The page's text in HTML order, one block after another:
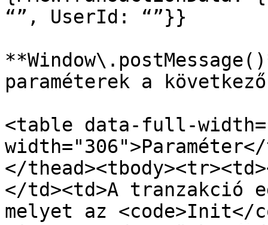
“”, UserId: “”}}
paraméterek a
<table data-full-
</
</td><td>A tranzakció
melyet az <code>Init</